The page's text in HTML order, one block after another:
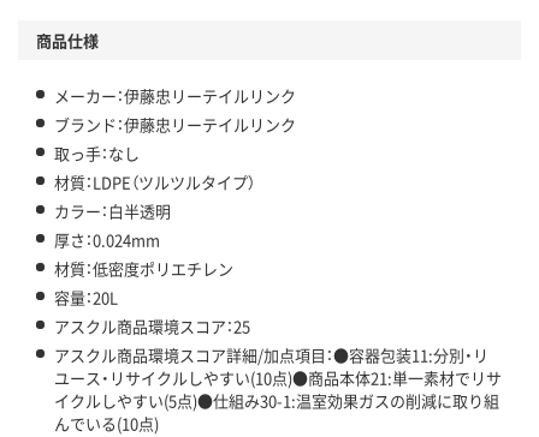
商品仕様
メーカー：伊藤忠リーテイルリンク
ブランド：伊藤忠リーテイルリンク
取っ手：なし
材質：LDPE（ツルツルタイプ）
カラー：白半透明
厚さ：0.024mm
材質：低密度ポリエチレン
容量：20L
アスクル商品環境スコア：25
アスクル商品環境スコア詳細/加点項目：●容器包装11:分別・リ
ユース・リサイクルしやすい(10点)●商品本体21:単一素材でリサ
イクルしやすい(5点)●仕組み30-1:温室効果ガスの削減に取り組
んでいる(10点)